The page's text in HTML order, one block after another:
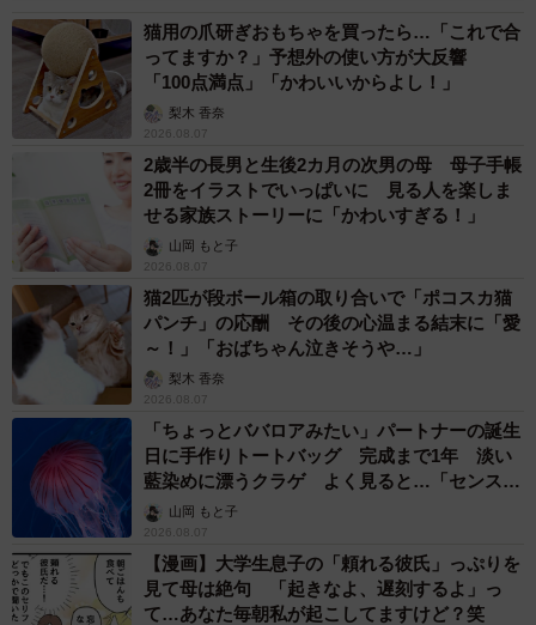
猫用の爪研ぎおもちゃを買ったら…「これで合
ってますか？」予想外の使い方が大反響
「100点満点」「かわいいからよし！」
梨木 香奈
2026.08.07
2歳半の長男と生後2カ月の次男の母 母子手帳
2冊をイラストでいっぱいに 見る人を楽しま
せる家族ストーリーに「かわいすぎる！」
山岡 もと子
2026.08.07
猫2匹が段ボール箱の取り合いで「ポコスカ猫
パンチ」の応酬 その後の心温まる結末に「愛
～！」「おばちゃん泣きそうや…」
梨木 香奈
2026.08.07
「ちょっとババロアみたい」パートナーの誕生
日に手作りトートバッグ 完成まで1年 淡い
藍染めに漂うクラゲ よく見ると…「センスす
ごい」山岡 もと子
2026.08.07
【漫画】大学生息子の「頼れる彼氏」っぷりを
見て母は絶句 「起きなよ、遅刻するよ」っ
て…あなた毎朝私が起こしてますけど？笑